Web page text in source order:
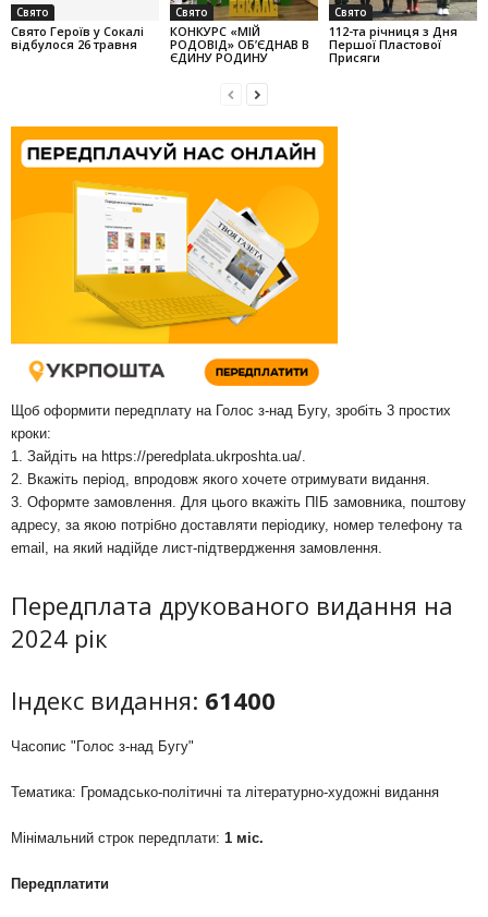
Свято
Свято Героїв у Сокалі
відбулося 26 травня
Свято
КОНКУРС «МІЙ
РОДОВІД» ОБ’ЄДНАВ В
ЄДИНУ РОДИНУ
Свято
112-та річниця з Дня
Першої Пластової
Присяги
Щоб оформити передплату на Голос з-над Бугу, зробіть 3 простих
кроки:
1. Зайдіть на https://peredplata.ukrposhta.ua/
2. Вкажіть період, впродовж якого хочете отримувати видання.
3. Оформте замовлення. Для цього вкажіть ПІБ замовника, поштову
адресу, за якою потрібно доставляти періодику, номер телефону та
email, на який надійде лист-підтвердження замовлення.
Передплата друкованого видання на
2024 рік
Індекс видання: 61400
Часопис "Голос з-над Бугу"
Тематика: Громадсько-політичні та літературно-художні видання
Мінімальний строк передплати: 1 міс.
Передплатити